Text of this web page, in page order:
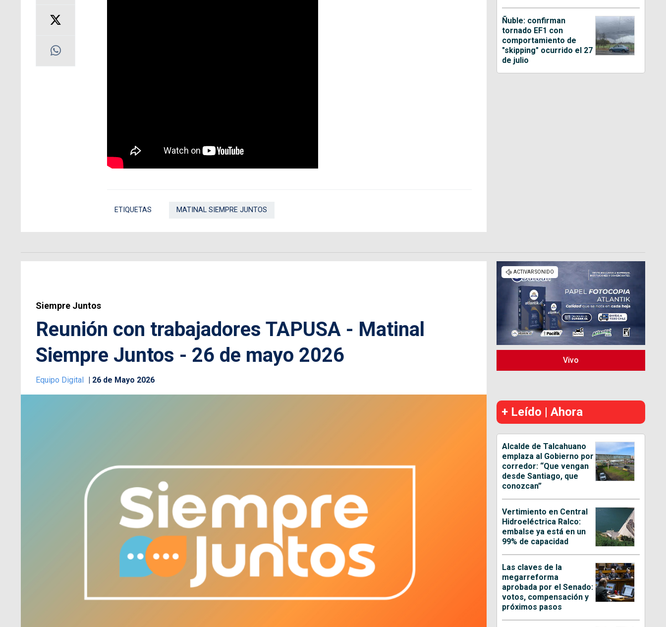
ETIQUETAS MATINAL SIEMPRE JUNTOS
Ñuble: confirman
tornado EF1 con
comportamiento de
"skipping" ocurrido el 27
de julio
Siempre Juntos
Reunión con trabajadores TAPUSA - Matinal
Siempre Juntos - 26 de mayo 2026
Equipo Digital 26 de Mayo 2026
Vivo
+ Leído | Ahora
Alcalde de Talcahuano
emplaza al Gobierno por
corredor: “Que vengan
desde Santiago, que
conozcan”
Vertimiento en Central
Hidroeléctrica Ralco:
embalse ya está en un
99% de capacidad
Las claves de la
megarreforma
aprobada por el Senado:
votos, compensación y
próximos pasos